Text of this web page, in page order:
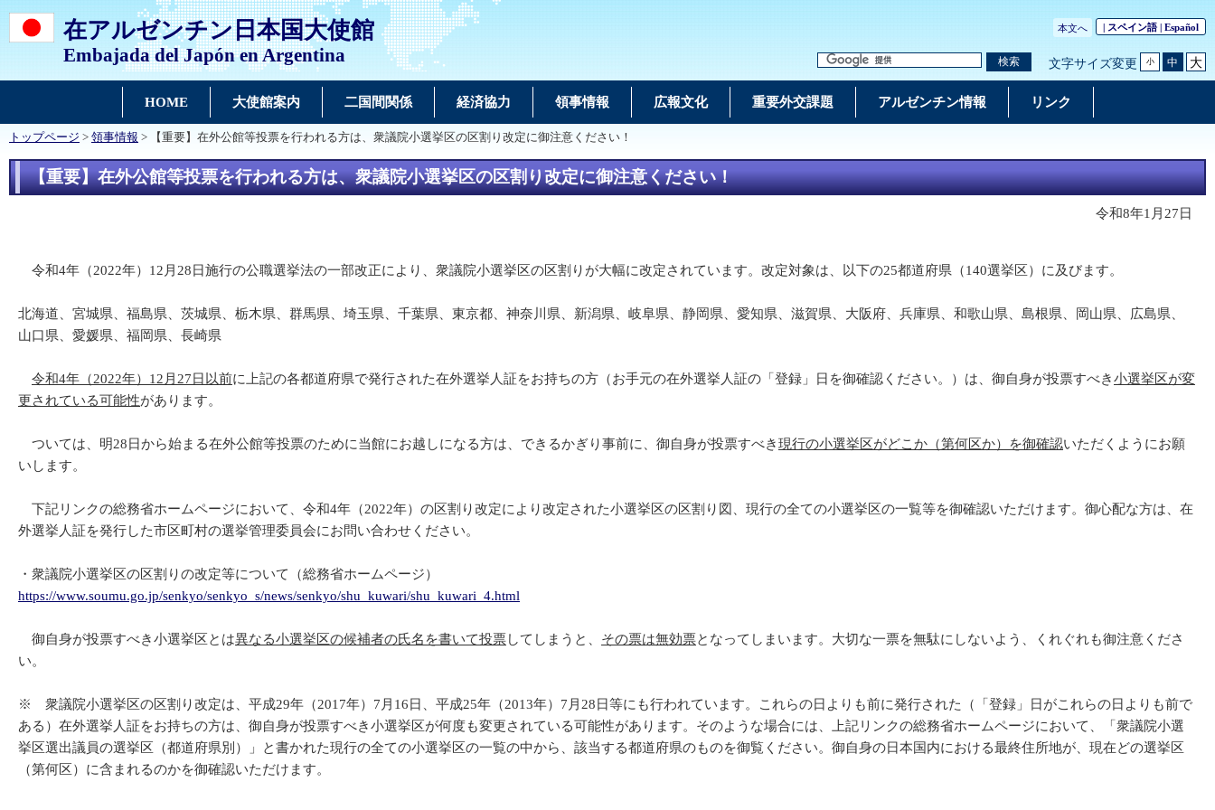
在アルゼンチン日本国大使館
Embajada del Japón en Argentina
本文へ | スペイン語 | Español
検索 文字サイズ変更 小 中 大
HOME 大使館案内 二国間関係 経済協力 領事情報 広報文化 重要外交課題 アルゼンチン情報 リンク
トップページ > 領事情報 > 【重要】在外公館等投票を行われる方は、衆議院小選挙区の区割り改定に御注意ください！
【重要】在外公館等投票を行われる方は、衆議院小選挙区の区割り改定に御注意ください！
令和8年1月27日
令和4年（2022年）12月28日施行の公職選挙法の一部改正により、衆議院小選挙区の区割りが大幅に改定されています。改定対象は、以下の25都道府県（140選挙区）に及びます。
北海道、宮城県、福島県、茨城県、栃木県、群馬県、埼玉県、千葉県、東京都、神奈川県、新潟県、岐阜県、静岡県、愛知県、滋賀県、大阪府、兵庫県、和歌山県、島根県、岡山県、広島県、
山口県、愛媛県、福岡県、長崎県
令和4年（2022年）12月27日以前に上記の各都道府県で発行された在外選挙人証をお持ちの方（お手元の在外選挙人証の「登録」日を御確認ください。）は、御自身が投票すべき小選挙区が変
更されている可能性があります。
ついては、明28日から始まる在外公館等投票のために当館にお越しになる方は、できるかぎり事前に、御自身が投票すべき現行の小選挙区がどこか（第何区か）を御確認いただくようにお願
いします。
下記リンクの総務省ホームページにおいて、令和4年（2022年）の区割り改定により改定された小選挙区の区割り図、現行の全ての小選挙区の一覧等を御確認いただけます。御心配な方は、在
外選挙人証を発行した市区町村の選挙管理委員会にお問い合わせください。
・衆議院小選挙区の区割りの改定等について（総務省ホームページ）
https://www.soumu.go.jp/senkyo/senkyo_s/news/senkyo/shu_kuwari/shu_kuwari_4.html
御自身が投票すべき小選挙区とは異なる小選挙区の候補者の氏名を書いて投票してしまうと、 その票は無効票となってしまいます。大切な一票を無駄にしないよう、くれぐれも御注意くださ
い。
※ 衆議院小選挙区の区割り改定は、平成29年（2017年）7月16日、平成25年（2013年）7月28日等にも行われています。これらの日よりも前に発行された（「登録」日がこれらの日よりも前で
ある）在外選挙人証をお持ちの方は、御自身が投票すべき小選挙区が何度も変更されている可能性があります。そのような場合には、上記リンクの総務省ホームページにおいて、「衆議院小選
挙区選出議員の選挙区（都道府県別）」と書かれた現行の全ての小選挙区の一覧の中から、該当する都道府県のものを御覧ください。御自身の日本国内における最終住所地が、現在どの選挙区
（第何区）に含まれるのかを御確認いただけます。